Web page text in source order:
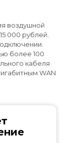
воздушной
000 рублей.
более 100
кабеля
WAN
и